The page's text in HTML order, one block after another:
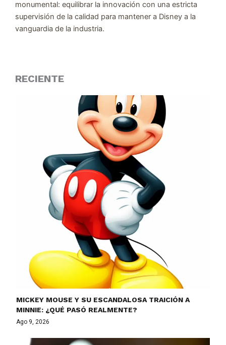
monumental: equilibrar la innovación con una estricta
supervisión de la calidad para mantener a Disney a la
vanguardia de la industria.
RECIENTE
MICKEY MOUSE Y SU ESCANDALOSA TRAICIÓN A
MINNIE: ¿QUÉ PASÓ REALMENTE?
Ago 9, 2026